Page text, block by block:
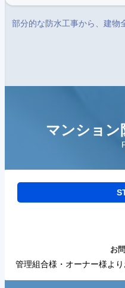
部分的な防水工事から、建物
マンション
お
管理組合様・オーナー様より